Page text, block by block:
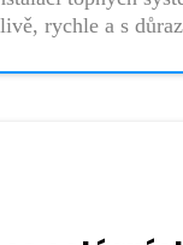
rychle a s